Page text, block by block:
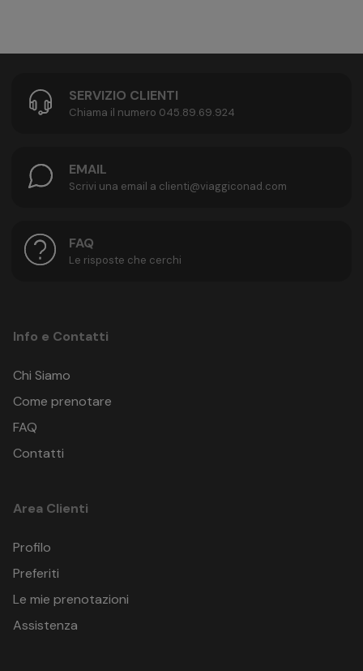
SERVIZIO CLIENTI
Chiama il numero 045.89.69.924
EMAIL
Scrivi una email a clienti@viaggiconad.com
FAQ
Le risposte che cerchi
Info e Contatti
Chi Siamo
Come prenotare
FAQ
Contatti
Area Clienti
Profilo
Preferiti
Le mie prenotazioni
Assistenza